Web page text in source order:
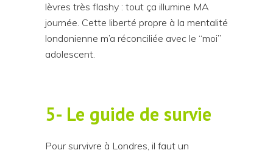
lèvres très flashy : tout ça illumine MA
journée. Cette liberté propre à la mentalité
londonienne m’a réconciliée avec le “moi”
adolescent.
5- Le guide de survie
Pour survivre à Londres, il faut un